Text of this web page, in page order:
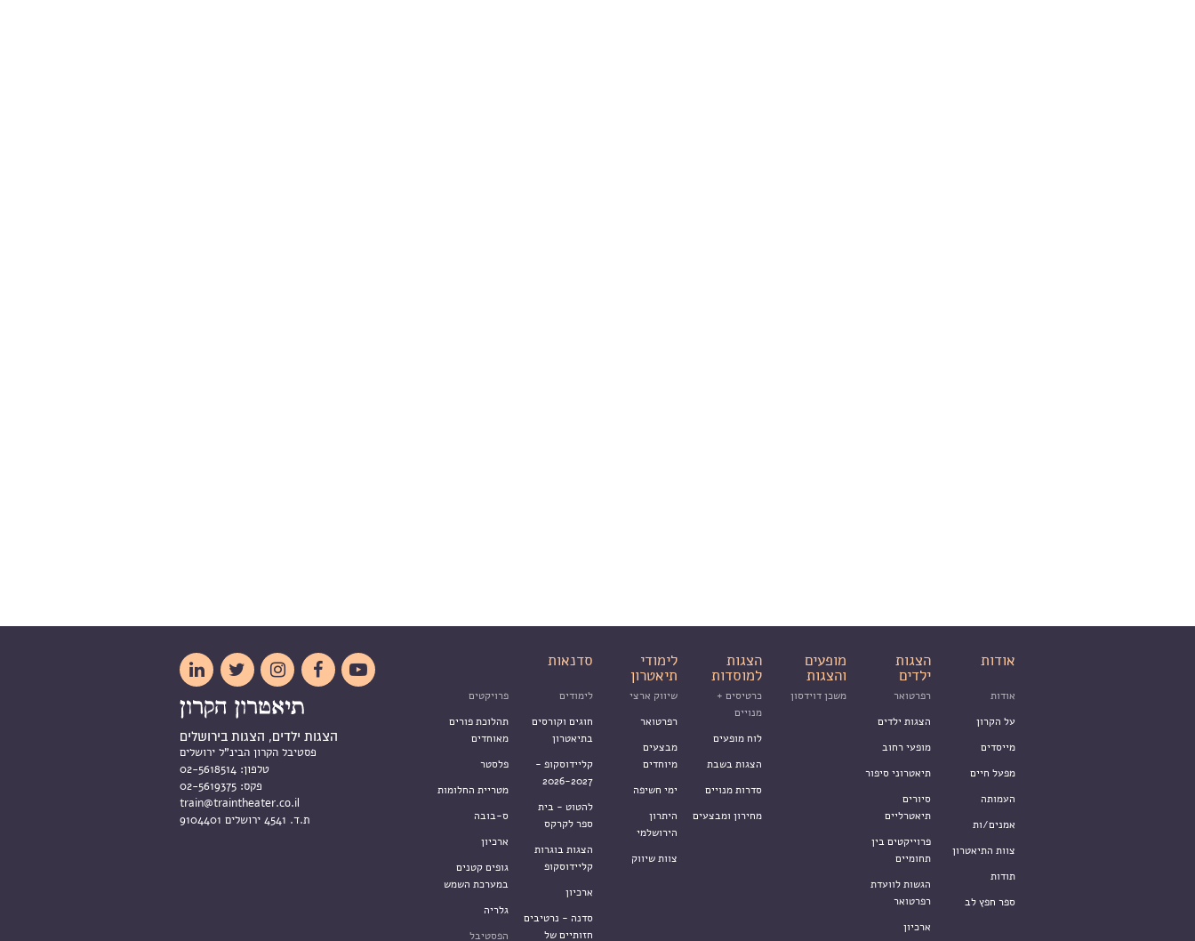
אודות הצגות
ילדים
מופעים
והצגות
הצגות
למוסדות
לימודי
תיאטרון
סדנאות
אודות
על הקרון
מייסדים
מפעל חיים
העמותה
אמנים/ות
צוות התיאטרון
תודות
ספר חפץ לב
רפרטואר
הצגות ילדים
מופעי רחוב
תיאטרוני סיפור
סיורים
תיאטרליים
פרוייקטים בין
תחומיים
הגשות לוועדת
רפרטואר
ארכיון
משכן דוידסון
כרטיסים +
מנויים
לוח מופעים
הצגות בשבת
סדרות מנויים
מחירון ומבצעים
שיווק ארצי
רפרטואר
מבצעים
מיוחדים
ימי חשיפה
היתרון
הירושלמי
צוות שיווק
לימודים
חוגים וקורסים
בתיאטרון
קליידוסקופ -
2026-2027
להטוט - בית
ספר לקרקס
הצגות בוגרות
קליידוסקופ
ארכיון
סדנה - נרטיבים
חזותיים של
פרויקטים
תהלוכת פורים
מאוחדים
פלסטר
מטריית החלומות
ס-בובה
ארכיון
גופים קטנים
במערכת השמש
גלריה
הפסטיבל





הצגות ילדים, הצגות בירושלים
פסטיבל הקרון הבינ"ל ירושלים
טלפון:
פקס:
train@traintheater.co.il
ת.ד. 4541 ירושלים 9104401